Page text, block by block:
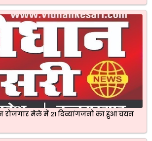
रोजगार मेले में 21 दिव्यांगजनों का हुआ चयन